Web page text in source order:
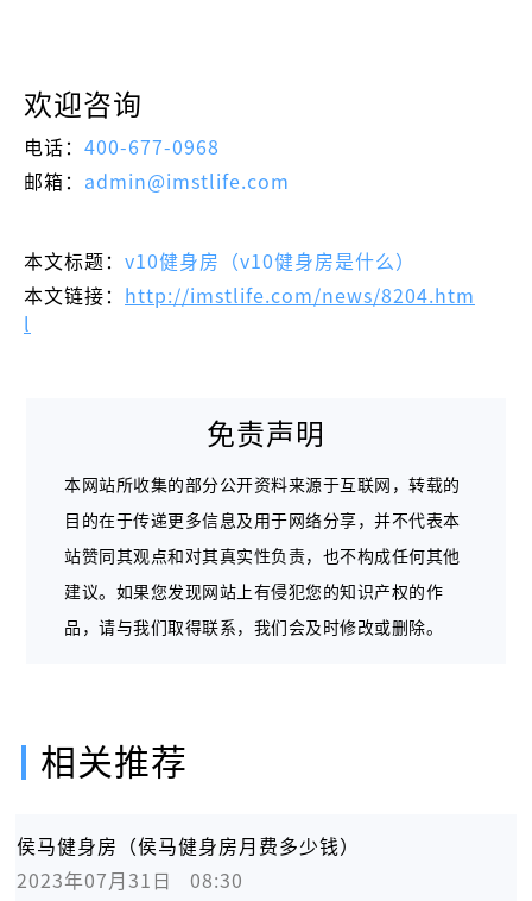
欢迎咨询
电话： 400-677-0968
邮箱： admin@imstlife.com
本文标题： v10健身房（v10健身房是什么）
本文链接：
http://imstlife.com/news/8204.htm
免责声明
本网站所收集的部分公开资料来源于互联网，转载的
目的在于传递更多信息及用于网络分享，并不代表本
站赞同其观点和对其真实性负责，也不构成任何其他
建议。如果您发现网站上有侵犯您的知识产权的作
品，请与我们取得联系，我们会及时修改或删除。
相关推荐
侯马健身房（侯马健身房月费多少钱）
2023年07月31日   08:30